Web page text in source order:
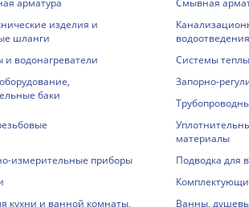
изделия и
шланги
водоотведения
и водонагреватели
Системы
баки
Запорно-
материалы
измерительные приборы
Подводка для
кухни и ванной комнаты,
Ванны,